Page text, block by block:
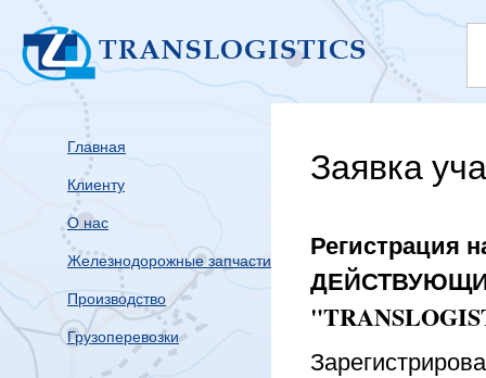
Заявка
Регистрация
Главная
Клиенту
О нас
Железнодорожные запчасти
Производство
Грузоперевозки